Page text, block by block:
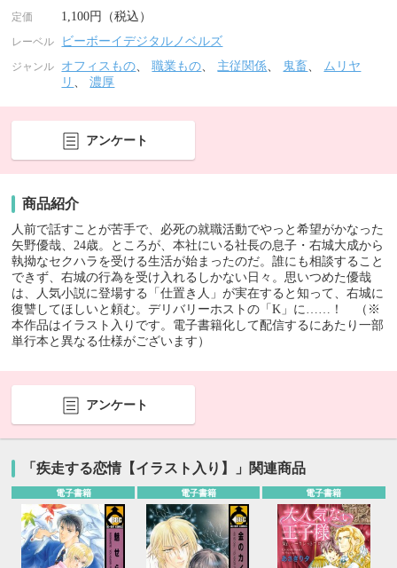
定価 1,100円（税込）
レーベル ビーボーイデジタルノベルズ
ジャンル オフィスもの、職業もの、 主従関係、 鬼畜、 ムリヤ
リ 、濃厚
アンケート
商品紹介
人前で話すことが苦手で、必死の就職活動でやっと希望がかなった
矢野優哉、24歳。ところが、本社にいる社長の息子・右城大成から
執拗なセクハラを受ける生活が始まったのだ。誰にも相談すること
できず、右城の行為を受け入れるしかない日々。思いつめた優哉
は、人気小説に登場する「仕置き人」が実在すると知って、右城に
復讐してほしいと頼む。デリバリーホストの「K」に……！ （※
本作品はイラスト入りです。電子書籍化して配信するにあたり一部
単行本と異なる仕様がございます）
アンケート
「疾走する恋情【イラスト入り】」関連商品
電子書籍 電子書籍 電子書籍